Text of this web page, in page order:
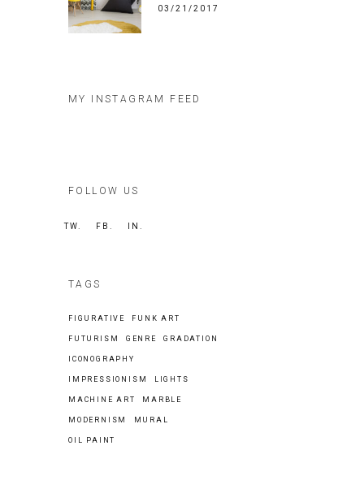
03/21/2017
MY INSTAGRAM FEED
FOLLOW US
TW. FB. IN.
TAGS
FIGURATIVE FUNK ART
FUTURISM GENRE GRADATION
ICONOGRAPHY
IMPRESSIONISM LIGHTS
MACHINE ART MARBLE
MODERNISM MURAL
OIL PAINT